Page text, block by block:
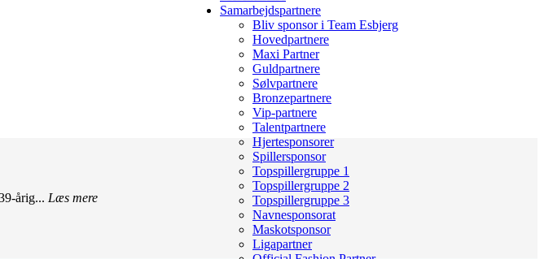
Samarbejdspartnere
Bliv sponsor i Team Esbjerg
Hovedpartnere
Maxi Partner
Guldpartnere
Sølvpartnere
Bronzepartnere
Vip-partnere
Talentpartnere
Hjertesponsorer
Spillersponsor
Topspillergruppe 1
Topspillergruppe 2
Topspillergruppe 3
Navnesponsorat
Maskotsponsor
Ligapartner
årig... Læs mere